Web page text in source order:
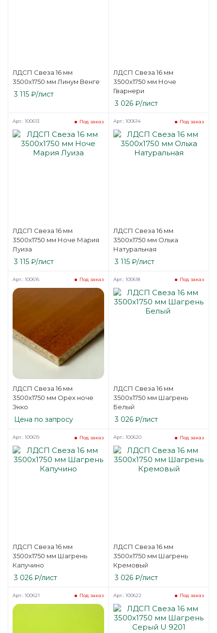
ЛДСП Свеза 16 мм
3500х1750 мм Линум Венге
3 115 ₽/лист
ЛДСП Свеза 16 мм
3500х1750 мм Ноче
Гварнери
3 026₽/лист
ЛДСП Свеза 16 мм
3500х1750 мм Ноче Мария
Луиза
Под заказ
Арт.: 100613
3 115 ₽/лист
ЛДСП Свеза 16 мм
3500х1750 мм Ольха
Натуральная
Под заказ
Арт.: 100614
3 115₽/лист
ЛДСП Свеза 16 мм
3500х1750 мм Орех ноче
Экко
Под заказ
Арт.: 100616
Цена по запросу
ЛДСП Свеза 16 мм
3500х1750 мм Шагрень
Белый
Под заказ
Арт.: 100618
3 026₽/лист
ЛДСП Свеза 16 мм
3500х1750 мм Шагрень
Капучино
Под заказ
Арт.: 100619
3 026 ₽/лист
ЛДСП Свеза 16 мм
3500х1750 мм Шагрень
Кремовый
Под заказ
Арт.: 100620
3 026₽/лист
Под заказ
Арт.: 100621 Под заказ
Арт.: 100622